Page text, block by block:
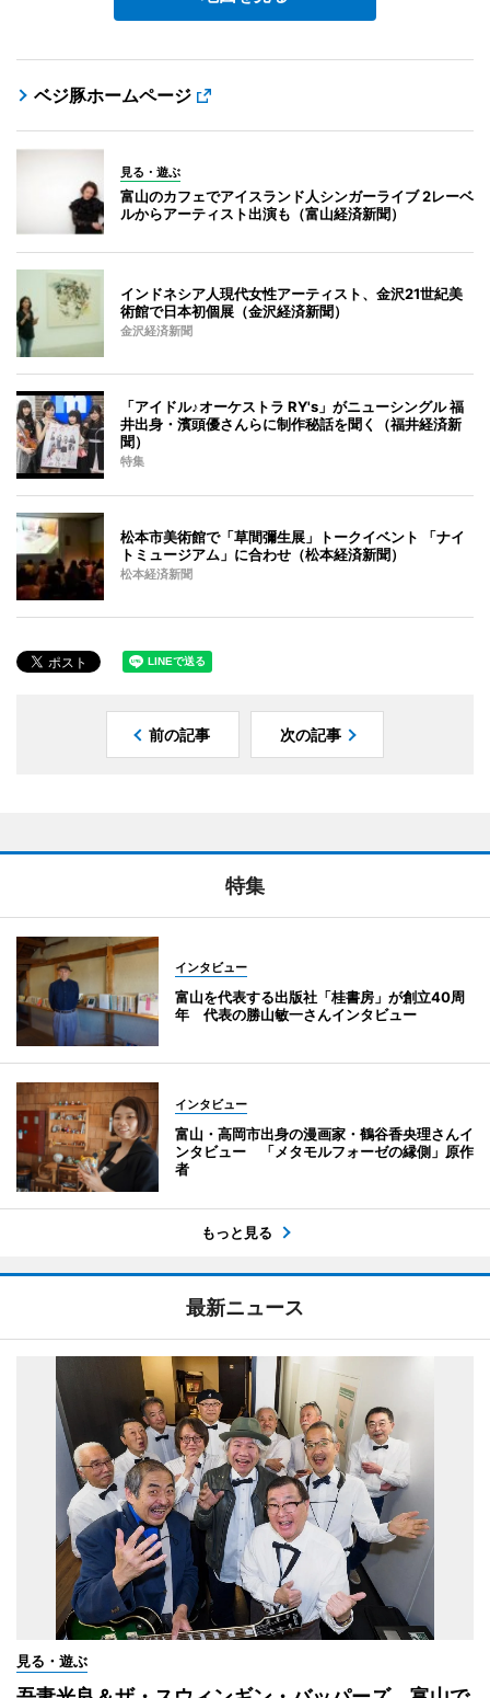
ベジ豚ホームページ
見る・遊ぶ
富山のカフェでアイスランド人シンガーライブ 2レーベ
ルからアーティスト出演も（富山経済新聞）
インドネシア人現代女性アーティスト、金沢21世紀美
術館で日本初個展（金沢経済新聞）
金沢経済新聞
「アイドル♪オーケストラ RY's」がニューシングル 福
井出身・濱頭優さんらに制作秘話を聞く（福井経済新
聞）
特集
松本市美術館で「草間彌生展」トークイベント 「ナイ
トミュージアム」に合わせ（松本経済新聞）
松本経済新聞
前の記事 次の記事
特集
インタビュー
富山を代表する出版社「桂書房」が創立40周
年 代表の勝山敏一さんインタビュー
インタビュー
富山・高岡市出身の漫画家・鶴谷香央理さんイ
ンタビュー 「メタモルフォーゼの縁側」原作
者
もっと見る
最新ニュース
見る・遊ぶ